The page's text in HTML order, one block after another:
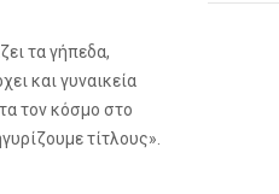
τα γήπεδα,
και γυναικεία
τον κόσμο στο
τίτλους».